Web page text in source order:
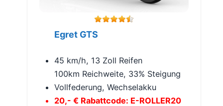
Egret GTS
45 km/h, 13 Zoll Reifen
100km Reichweite, 33% Steigung
Vollfederung, Wechselakku
20,- € Rabattcode: E-ROLLER20